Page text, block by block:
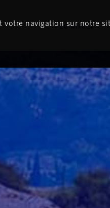
Le direct
votre navigation sur notre